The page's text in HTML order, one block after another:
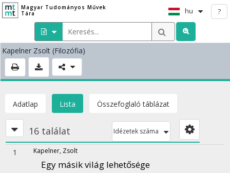
Magyar Tudományos Művek
Tára
hu ?
Kapelner Zsolt (Filozófia)
Adatlap Lista Összefoglaló táblázat
16 találat Idézetek száma
1 Kapelner, Zsolt
Egy másik világ lehetősége